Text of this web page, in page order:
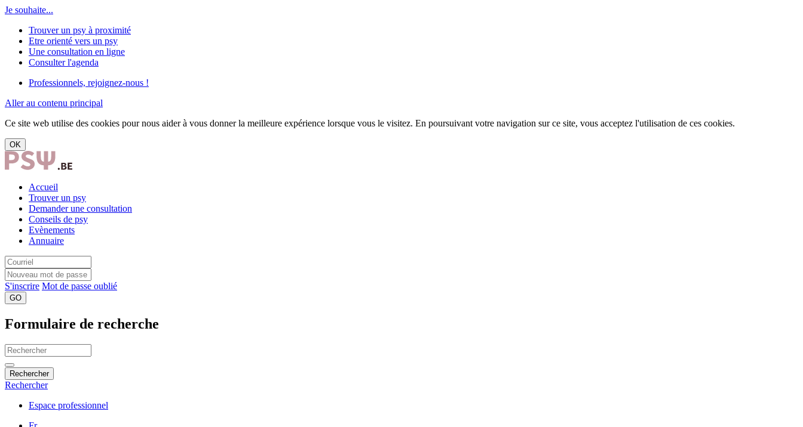
Je souhaite...
Trouver un psy à proximité
Etre orienté vers un psy
Une consultation en ligne
Consulter l'agenda
Professionnels, rejoignez-nous !
Aller au contenu principal
Ce site web utilise des cookies pour nous aider à vous donner la meilleure expérience lorsque vous le visitez. En poursuivant votre navigation sur ce site, vous acceptez l'utilisation de ces cookies.
OK
Accueil
Trouver un psy
Demander une consultation
Conseils de psy
Evènements
Annuaire
S'inscrire Mot de passe oublié
GO
Formulaire de recherche
Rechercher
Rechercher
Espace professionnel